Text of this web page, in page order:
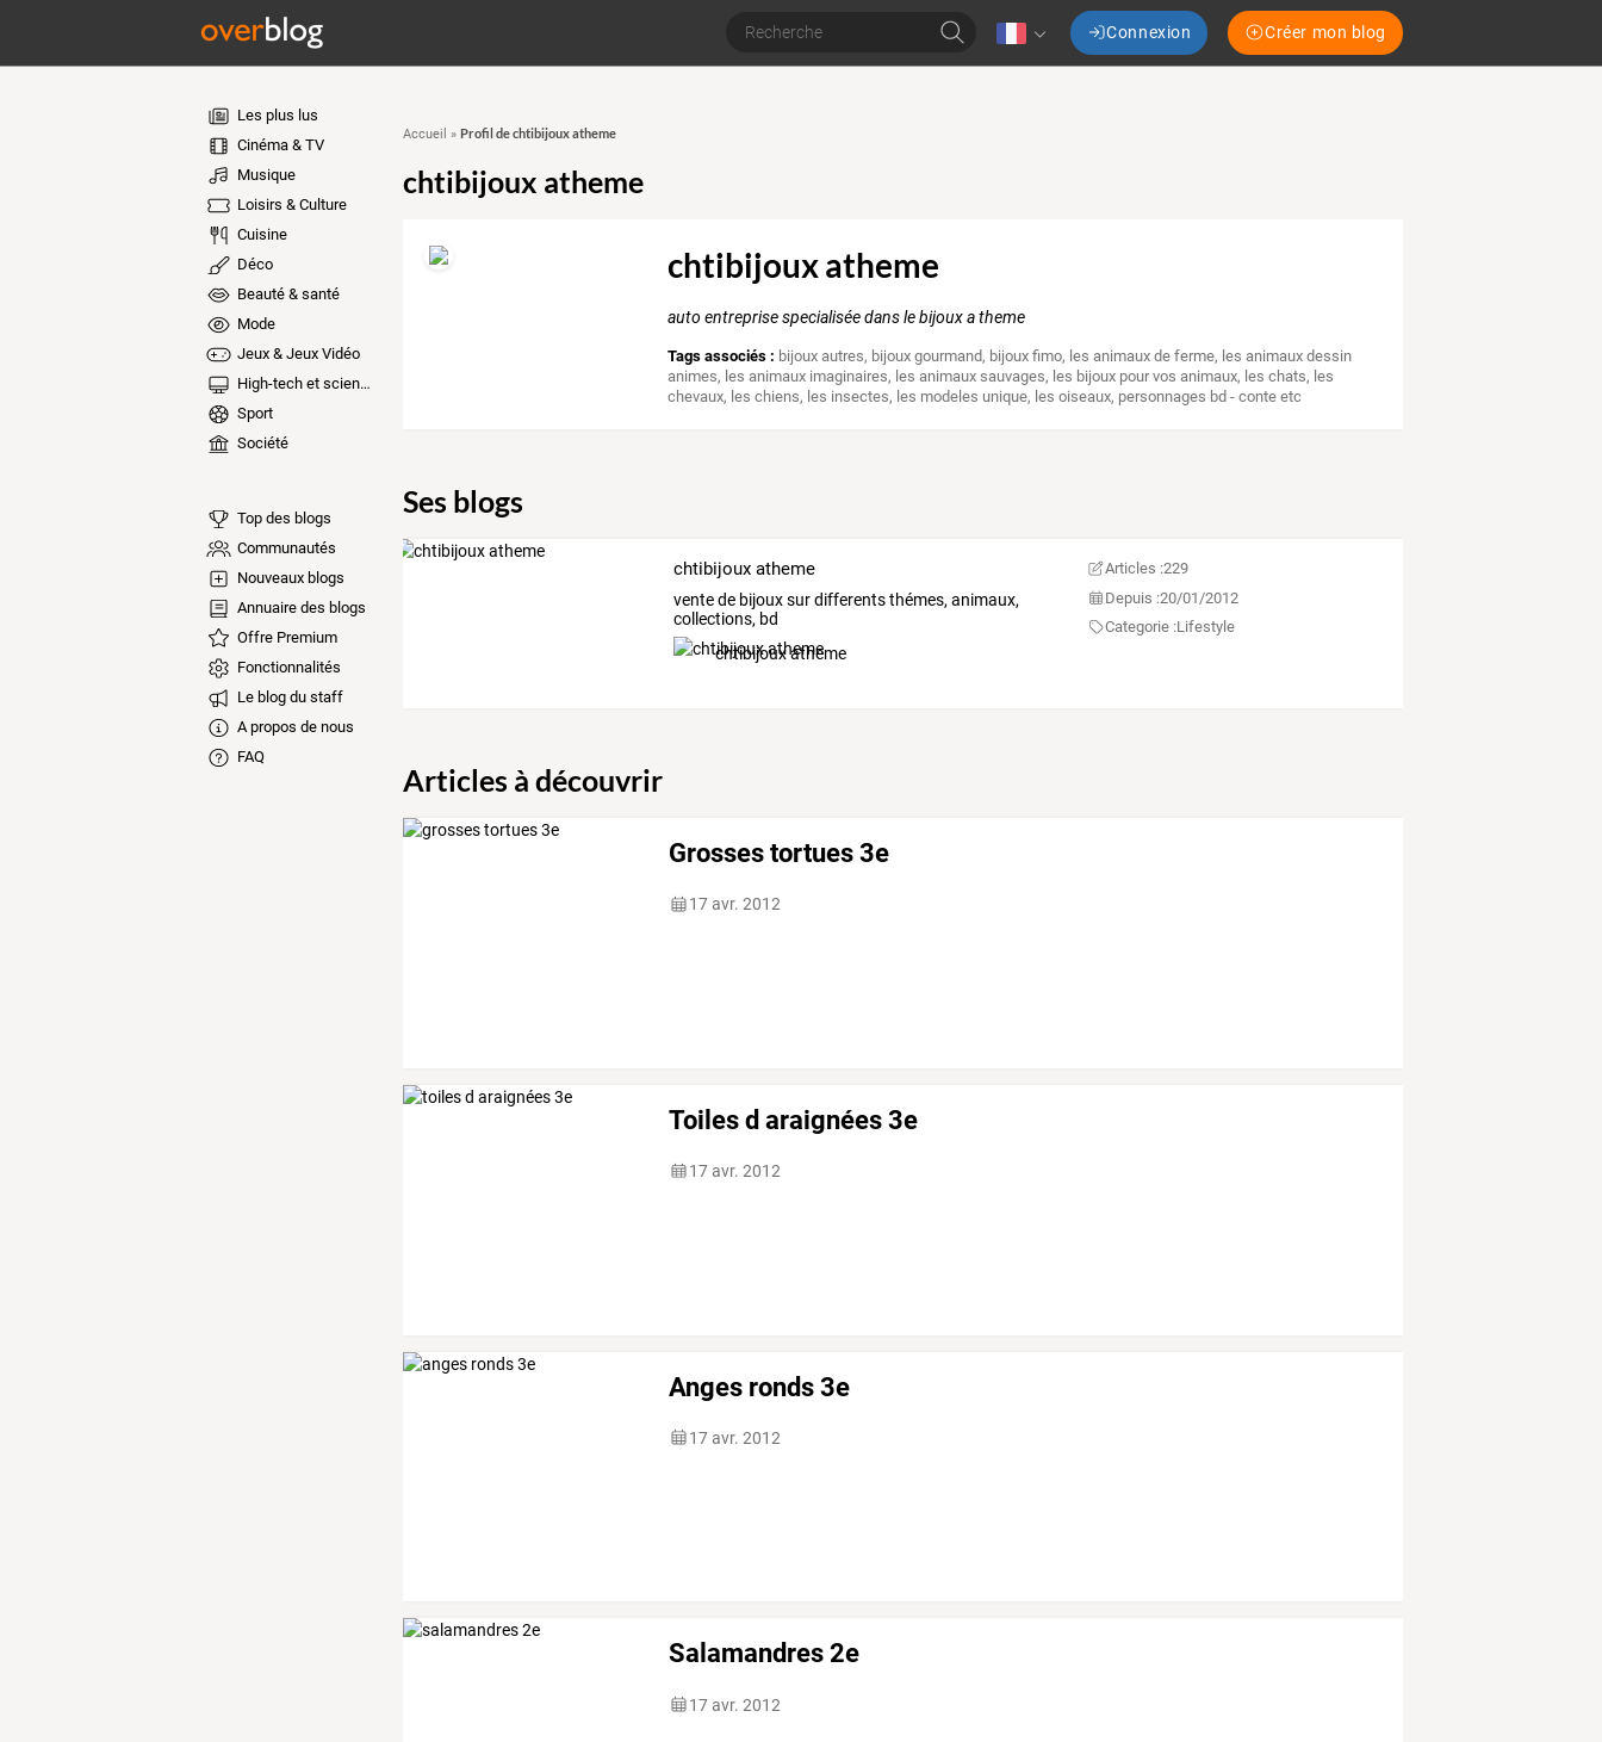
Connexion Créer mon blog
Les plus lus
Cinéma & TV
Musique
Loisirs & Culture
Cuisine
Déco
Beauté & santé
Mode
Jeux & Jeux Vidéo
High-tech et sciences
Sport
Société
Top des blogs
Communautés
Nouveaux blogs
Annuaire des blogs
Offre Premium
Fonctionnalités
Le blog du staff
A propos de nous
FAQ
Accueil » Profil de chtibijoux atheme
chtibijoux atheme
chtibijoux atheme
auto entreprise specialisée dans le bijoux a theme
Tags associés : bijoux autres, bijoux gourmand, bijoux fimo, les animaux de ferme, les animaux dessin
animes, les animaux imaginaires, les animaux sauvages, les bijoux pour vos animaux, les chats, les
chevaux, les chiens, les insectes, les modeles unique, les oiseaux, personnages bd - conte etc
Ses blogs
chtibijoux atheme
vente de bijoux sur differents thémes, animaux,
collections, bd
chtibijoux atheme
Articles :229
Depuis :20/01/2012
Categorie :Lifestyle
Articles à découvrir
Grosses tortues 3e
17 avr. 2012
Toiles d araignées 3e
17 avr. 2012
Anges ronds 3e
17 avr. 2012
Salamandres 2e
17 avr. 2012